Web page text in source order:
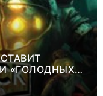
«ГОЛОДНЫХ